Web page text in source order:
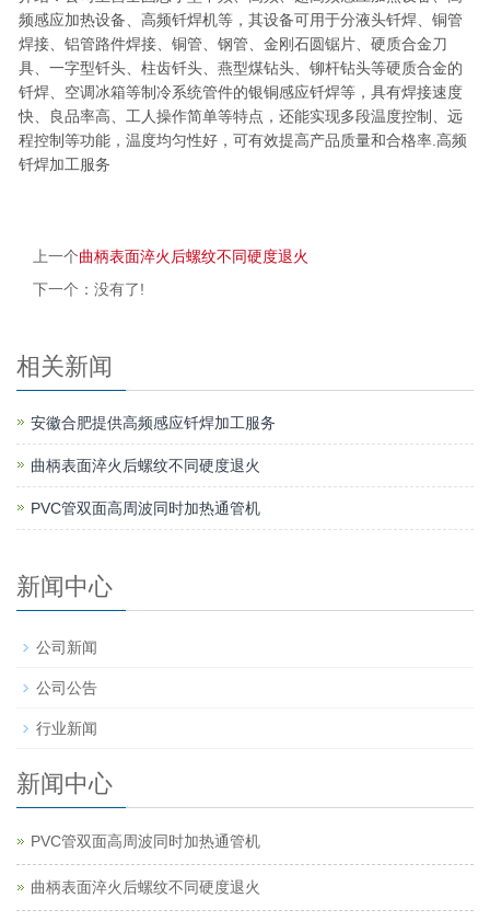
频感应加热设备、高频钎焊机等，其设备可用于分液头钎焊、铜管
焊接、铝管路件焊接、铜管、钢管、金刚石圆锯片、硬质合金刀
具、一字型钎头、柱齿钎头、燕型煤钻头、铆杆钻头等硬质合金的
钎焊、空调冰箱等制冷系统管件的银铜感应钎焊等，具有焊接速度
快、良品率高、工人操作简单等特点，还能实现多段温度控制、远
程控制等功能，温度均匀性好，可有效提高产品质量和合格率.高频
钎焊加工服务
上一个曲柄表面淬火后螺纹不同硬度退火
下一个：没有了!
相关新闻
安徽合肥提供高频感应钎焊加工服务
曲柄表面淬火后螺纹不同硬度退火
PVC管双面高周波同时加热通管机
新闻中心
公司新闻
公司公告
行业新闻
新闻中心
PVC管双面高周波同时加热通管机
曲柄表面淬火后螺纹不同硬度退火